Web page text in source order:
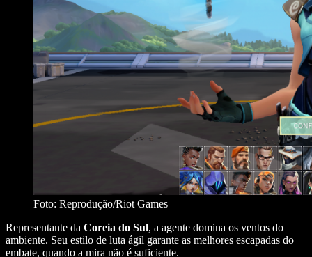
Foto: Reprodução/Riot Games
Representante da Coreia do Sul, a agente domina os ventos do
ambiente. Seu estilo de luta ágil garante as melhores escapadas do
embate, quando a mira não é suficiente.